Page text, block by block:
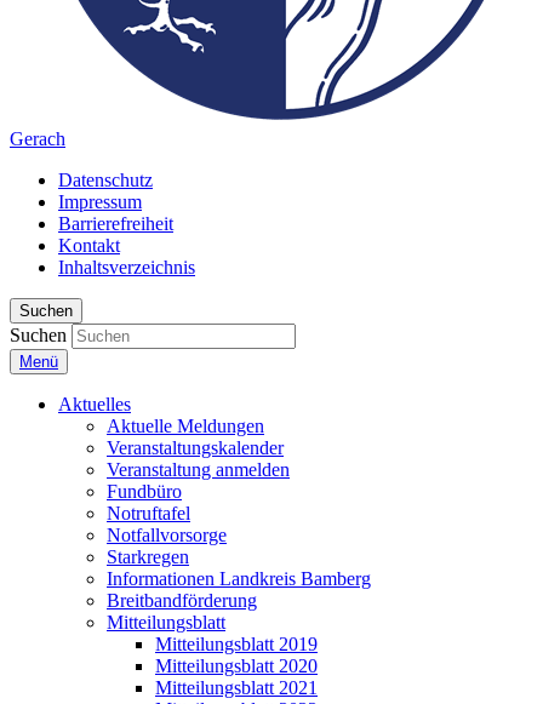
Gerach
Datenschutz
Impressum
Barrierefreiheit
Kontakt
Inhaltsverzeichnis
Suchen
Suchen
Menü
Aktuelles
Aktuelle Meldungen
Veranstaltungskalender
Veranstaltung anmelden
Fundbüro
Notruftafel
Notfallvorsorge
Starkregen
Informationen Landkreis Bamberg
Breitbandförderung
Mitteilungsblatt
Mitteilungsblatt 2019
Mitteilungsblatt 2020
Mitteilungsblatt 2021